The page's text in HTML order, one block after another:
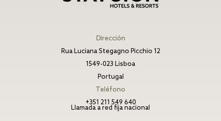
Dirección
Rua Luciana Stegagno Picchio 12
1549-023 Lisboa
Portugal
Teléfono
+351 211 549 640
Llamada a red fija nacional